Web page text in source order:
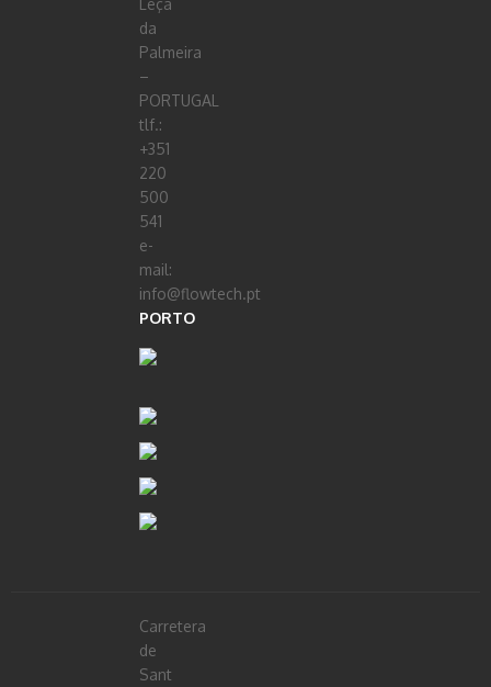
da
Palmeira
–
PORTUGAL
tlf.:
+351
220
500
541
e-
mail:
info@flowtech.pt
PORTO
Carretera
de
Sant